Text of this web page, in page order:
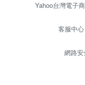
Yahoo台灣電子
客服中心
網路安